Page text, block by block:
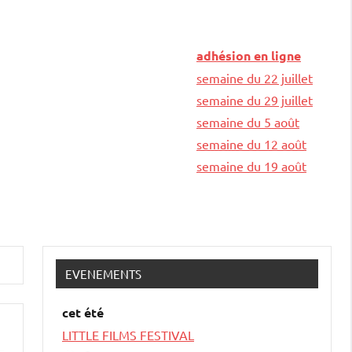
adhésion en ligne
semaine du 22 juillet
semaine du 29 juillet
semaine du 5 août
semaine du 12 août
semaine du 19 août
EVENEMENTS
cet été
LITTLE FILMS FESTIVAL